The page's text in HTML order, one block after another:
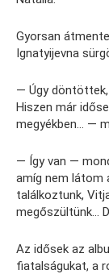
Gyorsan
Ignatyijevna
— Úgy döntöttek,
Hiszen már
megyékben… —
— Így van —
amíg nem látom
találkoztunk,
megőszültünk…
Az idősek az
fiatalságukat, a